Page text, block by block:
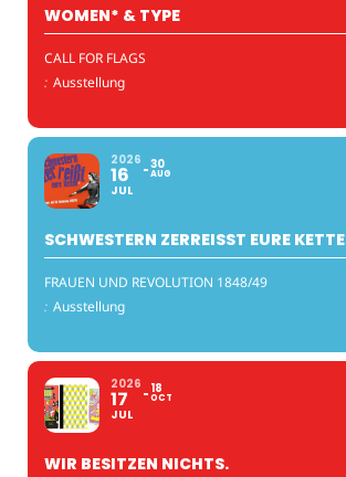
WOMEN* & TYPE
CALL FOR FLAGS
: Ausstellung
2026
16
JUL
30
AUG
SCHWESTERN ZERREISST EURE KETTEN
FRAUEN UND REVOLUTION 1848/49
: Ausstellung
2026
17
JUL
18
OCT
WIR BESITZEN NICHTS.